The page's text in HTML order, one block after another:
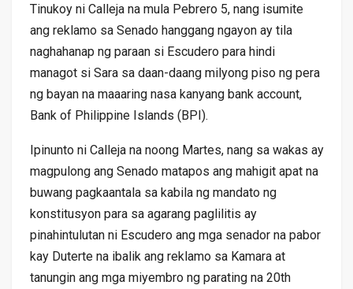
Tinukoy ni Calleja na mula Pebrero 5, nang isumite
ang reklamo sa Senado hanggang ngayon ay tila
naghahanap ng paraan si Escudero para hindi
managot si Sara sa daan-daang milyong piso ng pera
ng bayan na maaaring nasa kanyang bank account,
Bank of Philippine Islands (BPI).
Ipinunto ni Calleja na noong Martes, nang sa wakas ay
magpulong ang Senado matapos ang mahigit apat na
buwang pagkaantala sa kabila ng mandato ng
konstitusyon para sa agarang paglilitis ay
pinahintulutan ni Escudero ang mga senador na pabor
kay Duterte na ibalik ang reklamo sa Kamara at
tanungin ang mga miyembro ng parating na 20th